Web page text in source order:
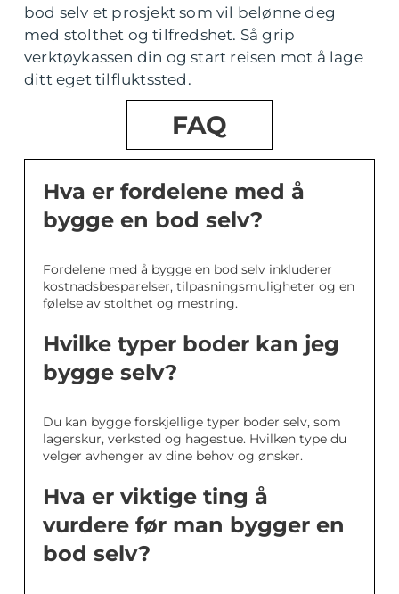
bod selv et prosjekt som vil belønne deg
med stolthet og tilfredshet. Så grip
verktøykassen din og start reisen mot å lage
ditt eget tilfluktssted.
FAQ
Hva er fordelene med å
bygge en bod selv?
Fordelene med å bygge en bod selv inkluderer
kostnadsbesparelser, tilpasningsmuligheter og en
følelse av stolthet og mestring.
Hvilke typer boder kan jeg
bygge selv?
Du kan bygge forskjellige typer boder selv, som
lagerskur, verksted og hagestue. Hvilken type du
velger avhenger av dine behov og ønsker.
Hva er viktige ting å
vurdere før man bygger en
bod selv?